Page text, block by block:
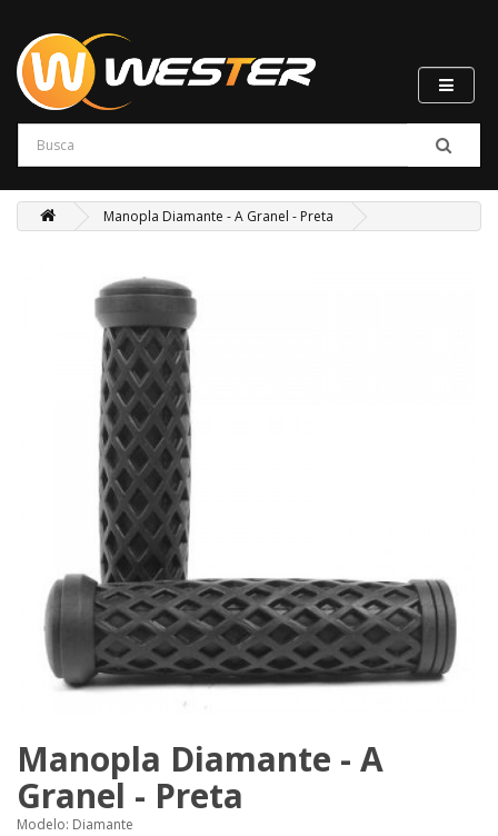
Manopla Diamante - A Granel - Preta
Manopla Diamante - A
Granel - Preta
Modelo: Diamante